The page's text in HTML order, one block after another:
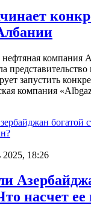
нефтяная компания
запустить
компания
2025, 18:26
насчет ее